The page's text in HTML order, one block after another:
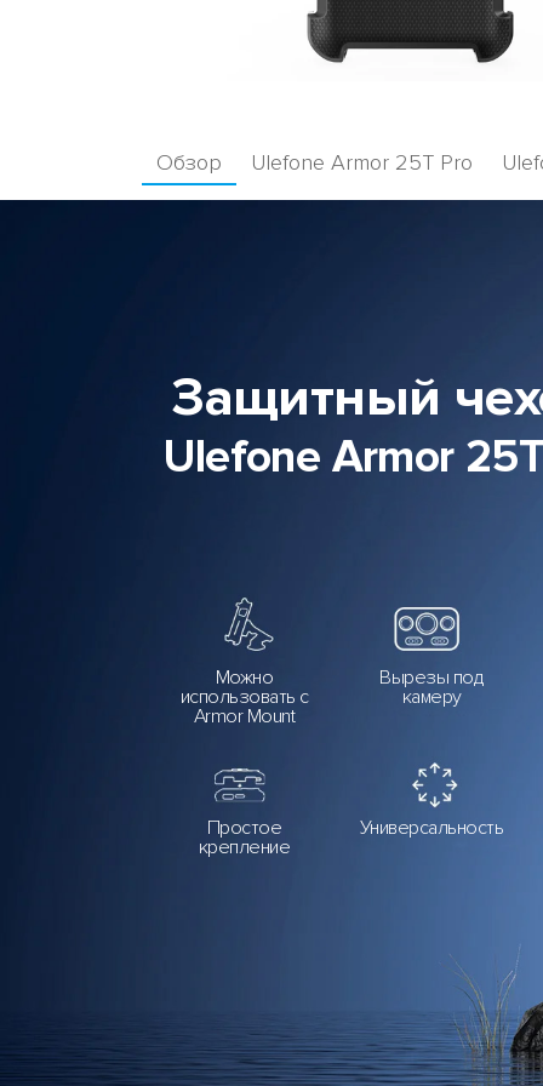
Обзор Ulefone Armor 25T Pro
Защитный
Ulefone Armor
Можно
использовать с
Armor Mount
Вырезы под
камеру
Простое
крепление
Универсальность